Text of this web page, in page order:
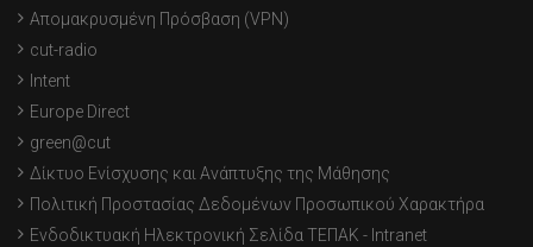
Απομακρυσμένη Πρόσβαση (VPN)
cut-radio
Intent
Europe Direct
green@cut
Δίκτυο Ενίσχυσης και Ανάπτυξης της Μάθησης
Πολιτική Προστασίας Δεδομένων Προσωπικού Χαρακτήρα
Ενδοδικτυακή Ηλεκτρονική Σελίδα ΤΕΠΑΚ - Intranet